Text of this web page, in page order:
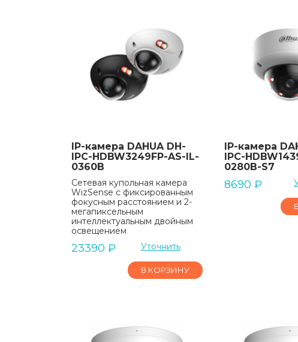
IP-камера DAHUA DH-
IPC-HDBW3249FP-AS-IL-
0360B
Сетевая купольная камера
WizSense с фиксированным
фокусным расстоянием и 2-
мегапиксельным
интеллектуальным двойным
освещением
23390 ₽ Уточнить
В КОРЗИНУ
IP-камера
IPC-
0280B-S7
8690 ₽